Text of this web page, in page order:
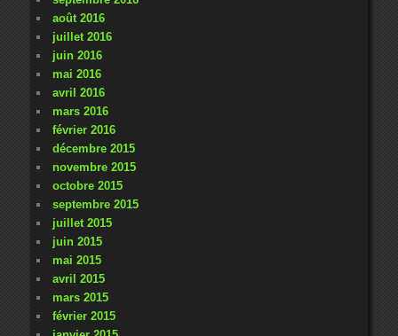
août 2016
juillet 2016
juin 2016
mai 2016
avril 2016
mars 2016
février 2016
décembre 2015
novembre 2015
octobre 2015
septembre 2015
juillet 2015
juin 2015
mai 2015
avril 2015
mars 2015
février 2015